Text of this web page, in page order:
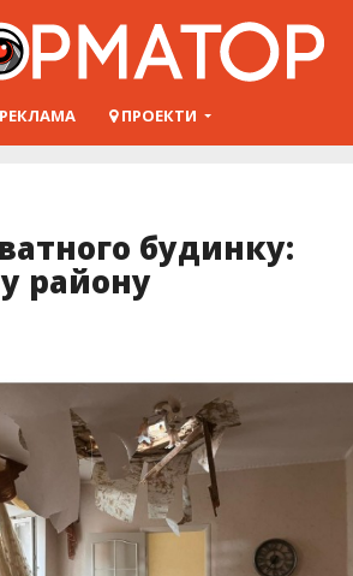
РЕКЛАМА ПРОЕКТИ
будинку:
району